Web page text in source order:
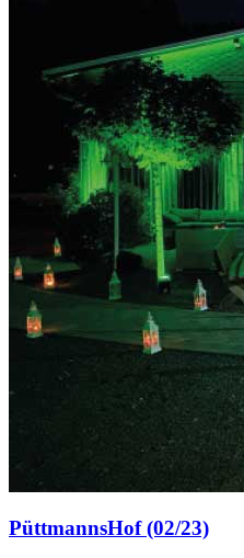
PüttmannsHof (02/23)